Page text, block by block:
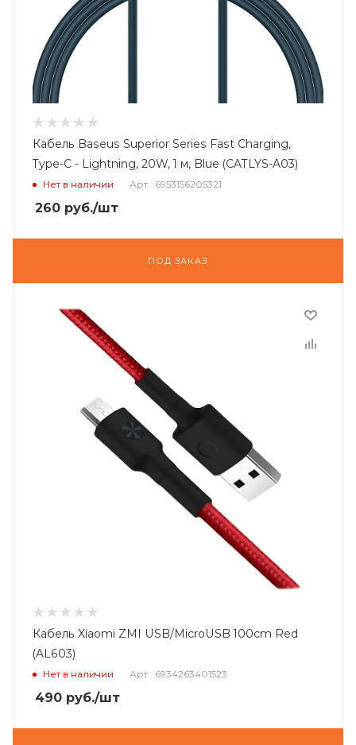
Кабель Baseus Superior Series Fast Charging,
Type-C - Lightning, 20W, 1 м, Blue (CATLYS-A03)
Нет в наличии Арт.: 6953156205321
260 руб./шт
ПОД ЗАКАЗ
Кабель Xiaomi ZMI USB/MicroUSB 100cm Red
(AL603)
Нет в наличии Арт.: 6934263401523
490 руб./шт